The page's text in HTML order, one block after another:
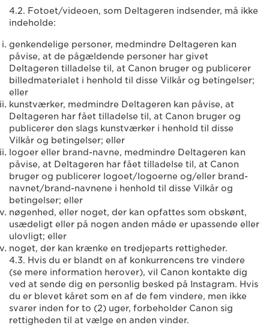
4.2. Fotoet/videoen, som Deltageren indsender, må ikke
indeholde:
genkendelige personer, medmindre Deltageren kan
påvise, at de pågældende personer har givet
Deltageren tilladelse til, at Canon bruger og publicerer
billedmaterialet i henhold til disse Vilkår og betingelser;
eller
kunstværker, medmindre Deltageren kan påvise, at
Deltageren har fået tilladelse til, at Canon bruger og
publicerer den slags kunstværker i henhold til disse
Vilkår og betingelser; eller
logoer eller brand-navne, medmindre Deltageren kan
påvise, at Deltageren har fået tilladelse til, at Canon
bruger og publicerer logoet/logoerne og/eller brand-
navnet/brand-navnene i henhold til disse Vilkår og
betingelser; eller
nøgenhed, eller noget, der kan opfattes som obskønt,
usædeligt eller på nogen anden måde er upassende eller
ulovligt; eller
noget, der kan krænke en tredjeparts rettigheder.
4.3. Hvis du er blandt en af konkurrencens tre vindere
(se mere information herover), vil Canon kontakte dig
ved at sende dig en personlig besked på Instagram. Hvis
du er blevet kåret som en af de fem vindere, men ikke
svarer inden for to (2) uger, forbeholder Canon sig
rettigheden til at vælge en anden vinder.